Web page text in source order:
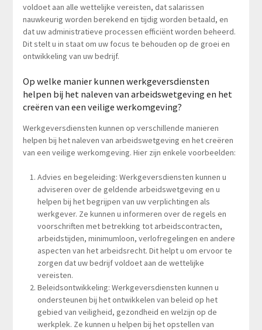
voldoet aan alle wettelijke vereisten, dat salarissen
nauwkeurig worden berekend en tijdig worden betaald, en
dat uw administratieve processen efficiënt worden beheerd.
Dit stelt u in staat om uw focus te behouden op de groei en
ontwikkeling van uw bedrijf.
Op welke manier kunnen werkgeversdiensten
helpen bij het naleven van arbeidswetgeving en het
creëren van een veilige werkomgeving?
Werkgeversdiensten kunnen op verschillende manieren
helpen bij het naleven van arbeidswetgeving en het creëren
van een veilige werkomgeving. Hier zijn enkele voorbeelden:
Advies en begeleiding: Werkgeversdiensten kunnen u
adviseren over de geldende arbeidswetgeving en u
helpen bij het begrijpen van uw verplichtingen als
werkgever. Ze kunnen u informeren over de regels en
voorschriften met betrekking tot arbeidscontracten,
arbeidstijden, minimumloon, verlofregelingen en andere
aspecten van het arbeidsrecht. Dit helpt u om ervoor te
zorgen dat uw bedrijf voldoet aan de wettelijke
vereisten.
Beleidsontwikkeling: Werkgeversdiensten kunnen u
ondersteunen bij het ontwikkelen van beleid op het
gebied van veiligheid, gezondheid en welzijn op de
werkplek. Ze kunnen u helpen bij het opstellen van